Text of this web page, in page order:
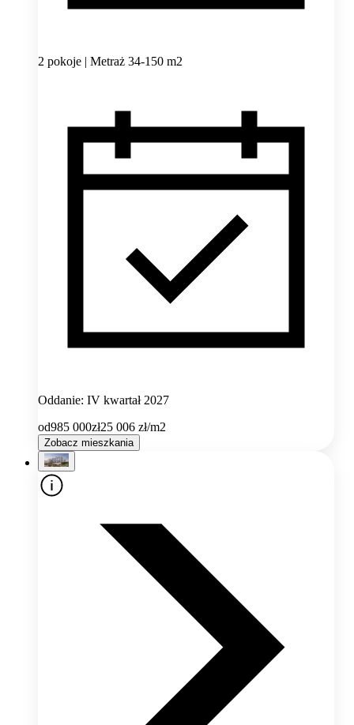
2 pokoje | Metraż 34-150 m2
Oddanie: IV kwartał 2027
od985 000zł25 006 zł/m2
Zobacz mieszkania